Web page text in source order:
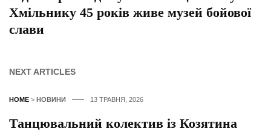
Хмільнику 45 років живе музей бойової
слави
NEXT ARTICLES
HOME > НОВИНИ 13 ТРАВНЯ, 2026
Танцювальний колектив із Козятина